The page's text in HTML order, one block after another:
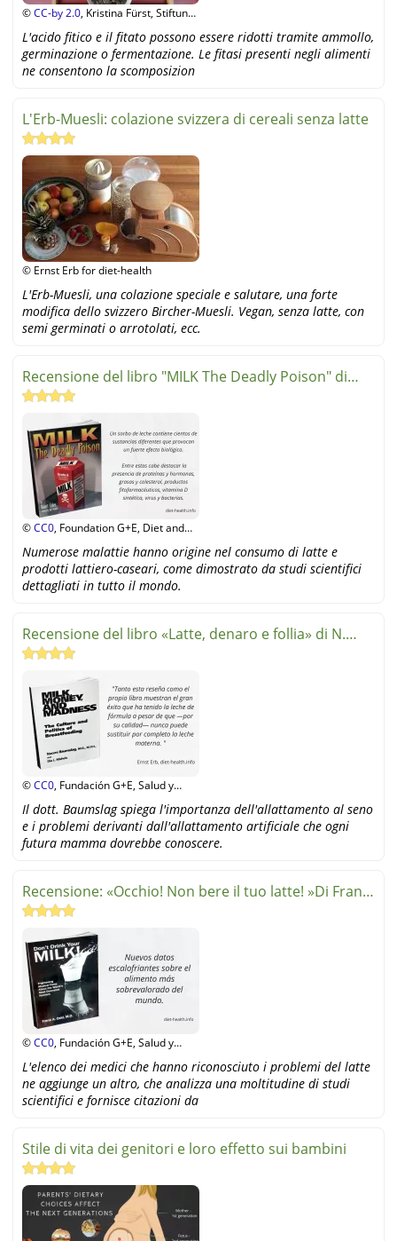
©CC-by 2.0, Kristina Fürst, Stiftung
L'acido fitico e il fitato possono essere ridotti tramite ammollo,
germinazione o fermentazione. Le fitasi presenti negli alimenti
ne consentono la scomposizion
L'Erb-Muesli: colazione svizzera di cereali senza latte
© Ernst Erb for diet-health
L'Erb-Muesli, una colazione speciale e salutare, una forte
modifica dello svizzero Bircher-Muesli. Vegan, senza latte, con
semi germinati o arrotolati, ecc.
Recensione del libro "MILK The Deadly Poison" di
Robert Cohe
©CC0, Foundation G+E, Diet and
Numerose malattie hanno origine nel consumo di latte e
prodotti lattiero-caseari, come dimostrato da studi scientifici
dettagliati in tutto il mondo.
Recensione del libro «Latte, denaro e follia» di N.
Baumslag
©CC0, Fundación G+E, Salud y
Il dott. Baumslag spiega l'importanza dell'allattamento al seno
e i problemi derivanti dall'allattamento artificiale che ogni
futura mamma dovrebbe conoscere.
Recensione: «Occhio! Non bere il tuo latte! »Di Frank
A. Osk
©CC0, Fundación G+E, Salud y
L'elenco dei medici che hanno riconosciuto i problemi del latte
ne aggiunge un altro, che analizza una moltitudine di studi
scientifici e fornisce citazioni da
Stile di vita dei genitori e loro effetto sui bambini